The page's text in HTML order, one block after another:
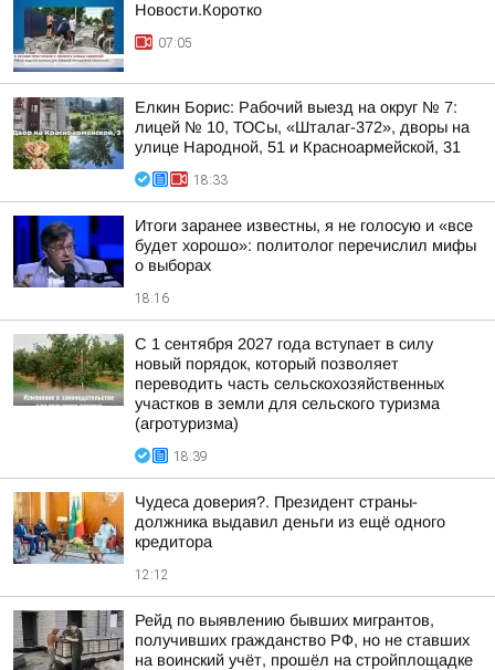
Новости.Коротко
07:05
Елкин Борис: Рабочий выезд на округ № 7:
лицей № 10, ТОСы, «Шталаг-372», дворы на
улице Народной, 51 и Красноармейской, 31
18:33
Итоги заранее известны, я не голосую и «все
будет хорошо»: политолог перечислил мифы
о выборах
18:16
С 1 сентября 2027 года вступает в силу
новый порядок, который позволяет
переводить часть сельскохозяйственных
участков в земли для сельского туризма
(агротуризма)
18:39
Чудеса доверия?. Президент страны-
должника выдавил деньги из ещё одного
кредитора
12:12
Рейд по выявлению бывших мигрантов,
получивших гражданство РФ, но не ставших
на воинский учёт, прошёл на стройплощадке